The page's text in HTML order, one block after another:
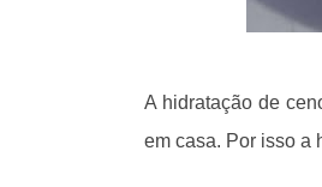
A hidratação de
em casa. Por isso a